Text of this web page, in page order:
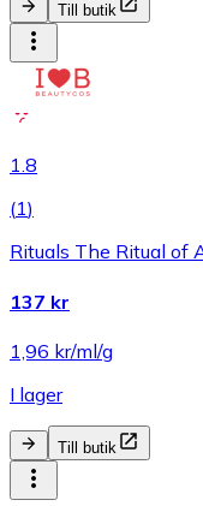
Till butik
1.8
(1)
Rituals The Ritual of
137 kr
1,96 kr/ml/g
I lager
Till butik